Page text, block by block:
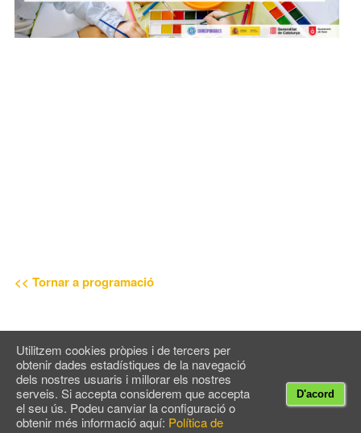
<< Tornar a programació
© Espai Maragall2026
Contacte Newsletter Advertència legal
Utilitzem cookies pròpies i de tercers per
obtenir dades estadístiques de la navegació
dels nostres usuaris i millorar els nostres
serveis. Si accepta considerem que accepta
el seu ús. Podeu canviar la configuració o
obtenir més informació aquí: Política de
D'acord